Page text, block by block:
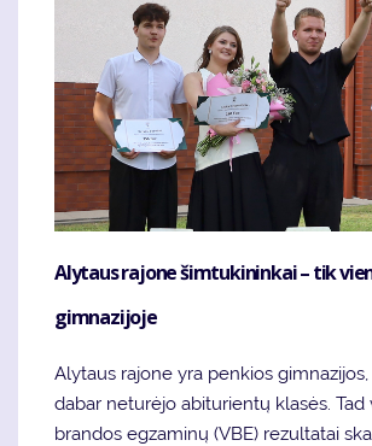
Alytaus rajone šimtukininkai – tik
gimnazijoje
Alytaus rajone yra penkios
dabar neturėjo abiturientų klasės. Tad
brandos egzaminų (VBE) rezultatai